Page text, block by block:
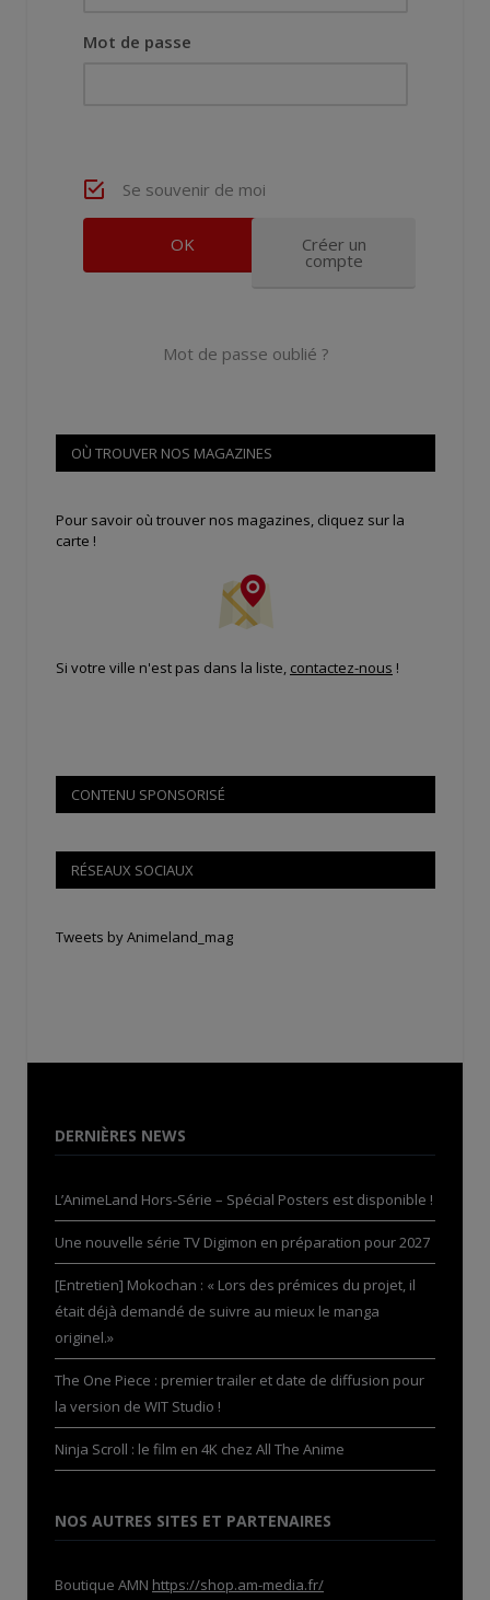
Mot de passe
Se souvenir de moi
Créer un
compte
Mot de passe oublié ?
OÙ TROUVER NOS MAGAZINES
Pour savoir où trouver nos magazines, cliquez sur la
carte !
Si votre ville n'est pas dans la liste, contactez-nous !
CONTENU SPONSORISÉ
RÉSEAUX SOCIAUX
Tweets by Animeland_mag
DERNIÈRES NEWS
L’AnimeLand Hors-Série – Spécial Posters est disponible !
Une nouvelle série TV Digimon en préparation pour 2027
[Entretien] Mokochan : « Lors des prémices du projet, il
était déjà demandé de suivre au mieux le manga
originel.»
The One Piece : premier trailer et date de diffusion pour
la version de WIT Studio !
Ninja Scroll : le film en 4K chez All The Anime
NOS AUTRES SITES ET PARTENAIRES
Boutique AMN https://shop.am-media.fr/